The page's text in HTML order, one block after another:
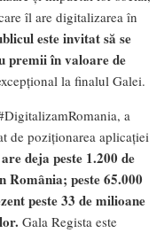
îl are digitalizarea în
este invitat să se
premii în valoare de
la finalul Galei.
a
de poziționarea aplicației
deja peste 1.200 de
peste 65.000
peste 33 de milioane
Gala Regista este